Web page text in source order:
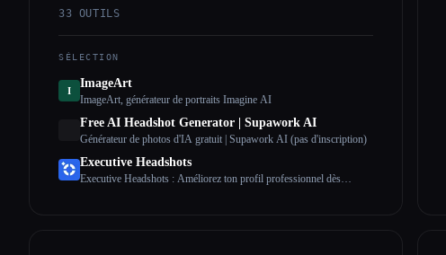
33 OUTILS
SÉLECTION
I
ImageArt
ImageArt, générateur de portraits Imagine AI
Free AI Headshot Generator | Supawork AI
Générateur de photos d'IA gratuit | Supawork AI (pas d'inscription)
Executive Headshots
Executive Headshots : Améliorez ton profil professionnel dès